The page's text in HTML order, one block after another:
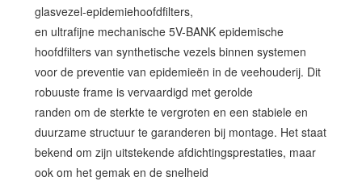
glasvezel-epidemiehoofdfilters,
en ultrafijne mechanische 5V-BANK epidemische
hoofdfilters van synthetische vezels binnen systemen
voor de preventie van epidemieën in de veehouderij. Dit
robuuste frame is vervaardigd met gerolde
randen om de sterkte te vergroten en een stabiele en
duurzame structuur te garanderen bij montage. Het staat
bekend om zijn uitstekende afdichtingsprestaties, maar
ook om het gemak en de snelheid